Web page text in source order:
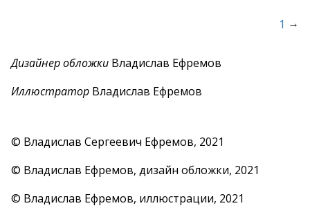
1 →
Дизайнер обложки Владислав Ефремов
Иллюстратор Владислав Ефремов
© Владислав Сергеевич Ефремов, 2021
© Владислав Ефремов, дизайн обложки, 2021
© Владислав Ефремов, иллюстрации, 2021